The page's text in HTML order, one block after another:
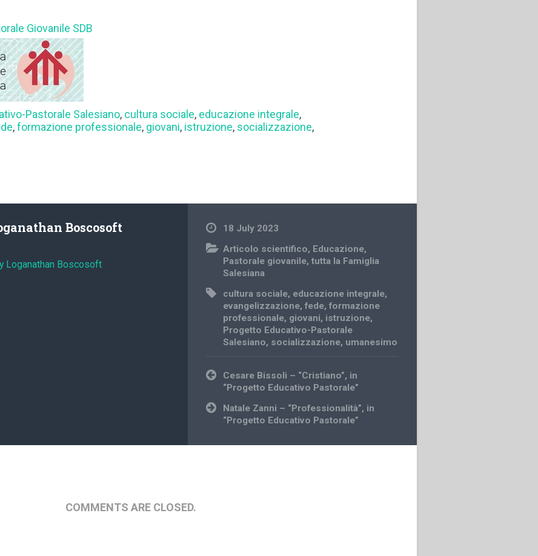
Giovanile SDB
Pastorale Salesiano, cultura sociale, educazione integrale,
,formazione professionale, giovani, istruzione, socializzazione,
Boscosoft
Loganathan Boscosoft
18 July 2023
Articolo scientifico, Educazione,
Pastorale giovanile,tutta la Famiglia
Salesiana
cultura sociale, educazione integrale,
evangelizzazione,fede,formazione
professionale, giovani, istruzione,
Progetto Educativo-Pastorale
Salesiano, socializzazione, umanesimo
Post
navigation
Cesare Bissoli – “Cristiano”, in
“Progetto Educativo Pastorale”
Natale Zanni – “Professionalità”, in
“Progetto Educativo Pastorale”
COMMENTS ARE CLOSED.